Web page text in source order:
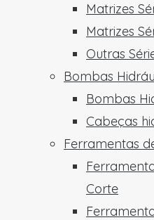
Matrizes
Matrizes
Outras
Bombas
Bombas
Cabeças
Ferramentas
Corte